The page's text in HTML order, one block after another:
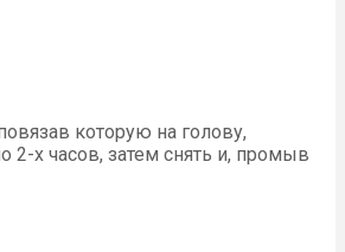
которую на голову,
х часов, затем снять и, промыв